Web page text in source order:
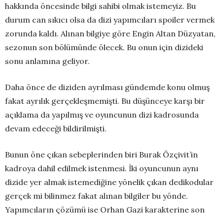
hakkında öncesinde bilgi sahibi olmak istemeyiz. Bu
durum can sıkıcı olsa da dizi yapımcıları spoiler vermek
zorunda kaldı. Alınan bilgiye göre Engin Altan Düzyatan,
sezonun son bölümünde ölecek. Bu onun için dizideki
sonu anlamına geliyor.
Daha önce de diziden ayrılması gündemde konu olmuş
fakat ayrılık gerçekleşmemişti. Bu düşünceye karşı bir
açıklama da yapılmış ve oyuncunun dizi kadrosunda
devam edeceği bildirilmişti.
Bunun öne çıkan sebeplerinden biri Burak Özçivit’in
kadroya dahil edilmek istenmesi. İki oyuncunun aynı
dizide yer almak istemediğine yönelik çıkan dedikodular
gerçek mi bilinmez fakat alınan bilgiler bu yönde.
Yapımcıların çözümü ise Orhan Gazi karakterine son